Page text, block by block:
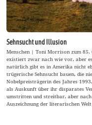
Sehnsucht und Illusion
Menschen | Toni Morrison zum 85.
existiert zwar nach wie vor, aber
natürlich gibt es in Amerika nicht
trügerische Sehnsucht bauen, die
Nobelpreisträgerin des Jahres
als Auskunft über ihr disparates
umstritten und streitbar, aber
Auszeichnung der literarischen